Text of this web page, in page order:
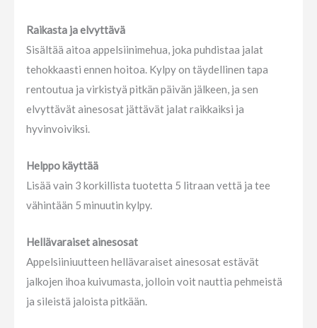
Raikasta ja elvyttävä
Sisältää aitoa appelsiinimehua, joka puhdistaa jalat
tehokkaasti ennen hoitoa. Kylpy on täydellinen tapa
rentoutua ja virkistyä pitkän päivän jälkeen, ja sen
elvyttävät ainesosat jättävät jalat raikkaiksi ja
hyvinvoiviksi.
Helppo käyttää
Lisää vain 3 korkillista tuotetta 5 litraan vettä ja tee
vähintään 5 minuutin kylpy.
Hellävaraiset ainesosat
Appelsiiniuutteen hellävaraiset ainesosat estävät
jalkojen ihoa kuivumasta, jolloin voit nauttia pehmeistä
ja sileistä jaloista pitkään.